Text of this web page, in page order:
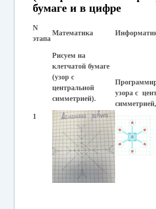
бумаге и в цифре
N
этапа
Математика
1
Рисуем на
клетчатой бумаге
(узор с
центральной
симметрией).
узора с